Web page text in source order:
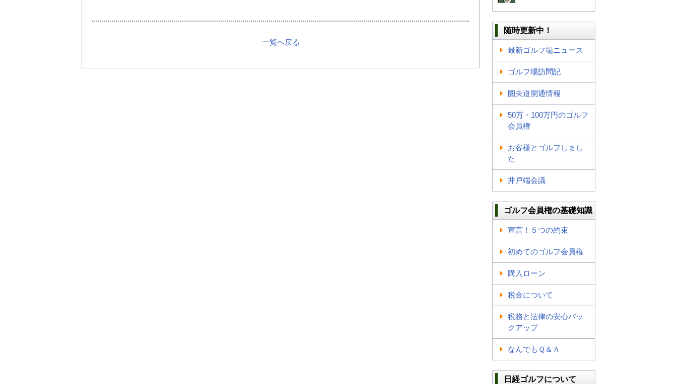
一覧へ戻る
随時更新中！
最新ゴルフ場ニュース
ゴルフ場訪問記
圏央道開通情報
50万・100万円のゴルフ
会員権
お客様とゴルフしまし
た
井戸端会議
ゴルフ会員権の基礎知識
宣言！５つの約束
初めてのゴルフ会員権
購入ローン
税金について
税務と法律の安心バッ
クアップ
なんでもＱ＆Ａ
日経ゴルフについて